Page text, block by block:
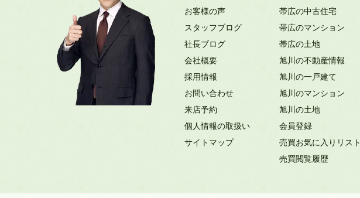
お客様の声
スタッフブログ
社長ブログ
会社概要
採用情報
お問い合わせ
来店予約
個人情報の取扱い
サイトマップ
帯広の中古住宅
帯広のマンション
帯広の土地
旭川の不動産情報
旭川の一戸建て
旭川のマンション
旭川の土地
会員登録
売買お気に入りリスト
売買閲覧履歴